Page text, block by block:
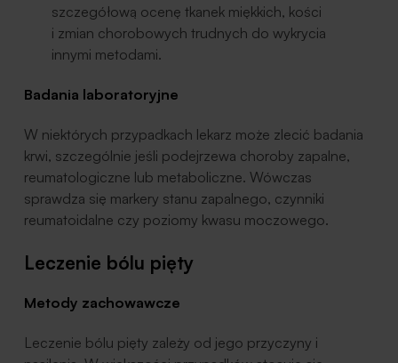
szczegółową ocenę tkanek miękkich, kości
i zmian chorobowych trudnych do wykrycia
innymi metodami.
Badania laboratoryjne
W niektórych przypadkach lekarz może zlecić badania
krwi, szczególnie jeśli podejrzewa choroby zapalne,
reumatologiczne lub metaboliczne. Wówczas
sprawdza się markery stanu zapalnego, czynniki
reumatoidalne czy poziomy kwasu moczowego.
Leczenie bólu pięty
Metody zachowawcze
Leczenie bólu pięty zależy od jego przyczyny i